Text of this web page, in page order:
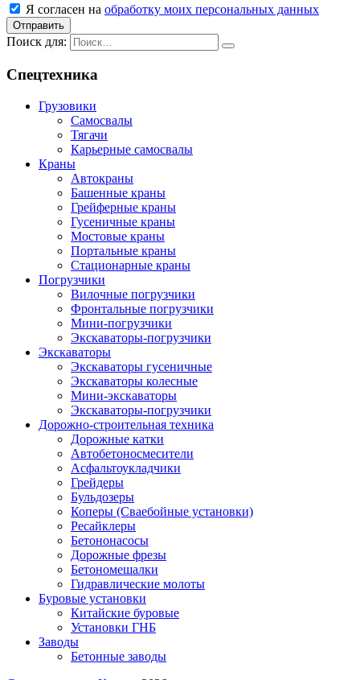
Я согласен на обработку моих персональных данных
Отправить
Поиск для:
Спецтехника
Грузовики
Самосвалы
Тягачи
Карьерные самосвалы
Краны
Автокраны
Башенные краны
Грейферные краны
Гусеничные краны
Мостовые краны
Портальные краны
Стационарные краны
Погрузчики
Вилочные погрузчики
Фронтальные погрузчики
Мини-погрузчики
Экскаваторы-погрузчики
Экскаваторы
Экскаваторы гусеничные
Экскаваторы колесные
Мини-экскаваторы
Экскаваторы-погрузчики
Дорожно-строительная техника
Дорожные катки
Автобетоносмесители
Асфальтоукладчики
Грейдеры
Бульдозеры
Коперы (Сваебойные установки)
Ресайклеры
Бетононасосы
Дорожные фрезы
Бетономешалки
Гидравлические молоты
Буровые установки
Китайские буровые
Установки ГНБ
Заводы
Бетонные заводы